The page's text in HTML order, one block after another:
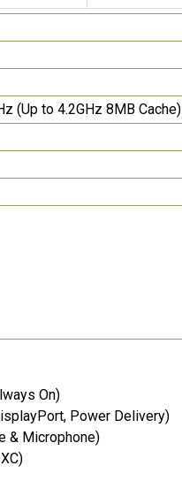
(Up to 4.2GHz 8MB Cache)
On)
Power Delivery)
& Microphone)